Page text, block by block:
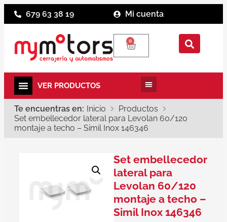
679 63 38 19 Mi cuenta
0
Te encuentras en: Inicio
Productos
Set embellecedor lateral para Levolan 60/120
montaje a techo – Simil Inox 146346
Set embellecedor
lateral para
Levolan 60/120
montaje a techo –
Simil Inox 146346